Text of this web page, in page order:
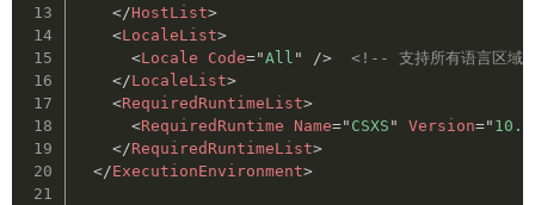
</HostList>
<LocaleList>
<Locale Code="All " />
<!-- 支持所有语言区
</LocaleList>
<RequiredRuntimeList>
<RequiredRuntime Name=" CSXS " Version=" 10.0
</RequiredRuntimeList>
</ExecutionEnvironment>